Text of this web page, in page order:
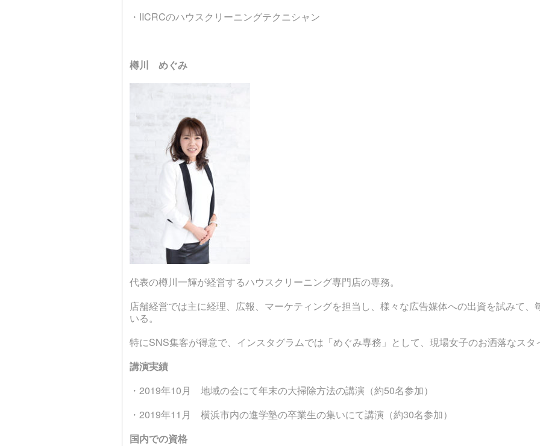
・IICRCのハウスクリーニングテクニシャン
樽川 めぐみ
代表の樽川一輝が経営するハウスクリーニング専門店の専務。
店舗経営では主に経理、広報、マーケティングを担当し、様々な広告媒体への出資を試みて、
いる。
特にSNS集客が得意で、インスタグラムでは「めぐみ専務」として、現場女子のお洒落なスタ
講演実績
・2019年10月 地域の会にて年末の大掃除方法の講演（約50名参加）
・2019年11月 横浜市内の進学塾の卒業生の集いにて講演（約30名参加）
国内での資格